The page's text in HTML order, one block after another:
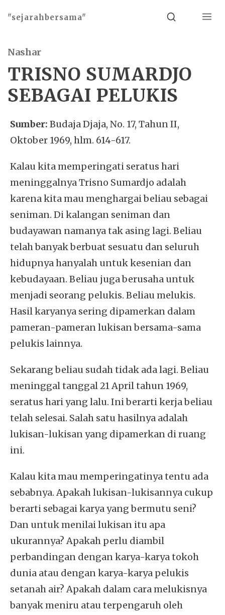
"sejarahbersama" Search Menu
Nashar
TRISNO SUMARDJO
SEBAGAI PELUKIS
Sumber: Budaja Djaja, No. 17, Tahun II,
Oktober 1969, hlm. 614-617.
Kalau kita memperingati seratus hari
meninggalnya Trisno Sumardjo adalah
karena kita mau menghargai beliau sebagai
seniman. Di kalangan seniman dan
budayawan namanya tak asing lagi. Beliau
telah banyak berbuat sesuatu dan seluruh
hidupnya hanyalah untuk kesenian dan
kebudayaan. Beliau juga berusaha untuk
menjadi seorang pelukis. Beliau melukis.
Hasil karyanya sering dipamerkan dalam
pameran-pameran lukisan bersama-sama
pelukis lainnya.
Sekarang beliau sudah tidak ada lagi. Beliau
meninggal tanggal 21 April tahun 1969,
seratus hari yang lalu. Ini berarti kerja beliau
telah selesai. Salah satu hasilnya adalah
lukisan-lukisan yang dipamerkan di ruang
ini.
Kalau kita mau memperingatinya tentu ada
sebabnya. Apakah lukisan-lukisannya cukup
berarti sebagai karya yang bermutu seni?
Dan untuk menilai lukisan itu apa
ukurannya? Apakah perlu diambil
perbandingan dengan karya-karya tokoh
dunia atau dengan karya-karya pelukis
setanah air? Apakah dalam cara melukisnya
banyak meniru atau terpengaruh oleh